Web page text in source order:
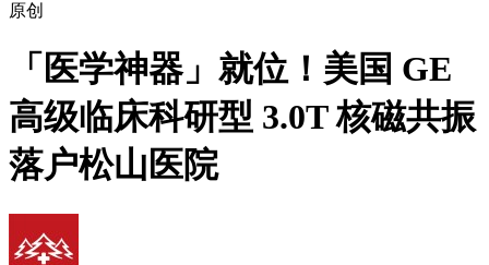
原创
「医学神器」就位！美国 GE
高级临床科研型 3.0T 核磁共振
落户松山医院